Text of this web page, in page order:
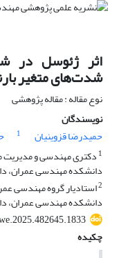
اثر ژئوسل در
شدت‌های متغیر
نوع مقاله : مقاله پژوهشی
نویسندگان
حمیدرضا قزوینیان
1
1 دکتری مهندسی و مدیریت
دانشکده مهندسی عمران،
2استادیار گروه مهندسی
دانشکده مهندسی عمران،
چکیده